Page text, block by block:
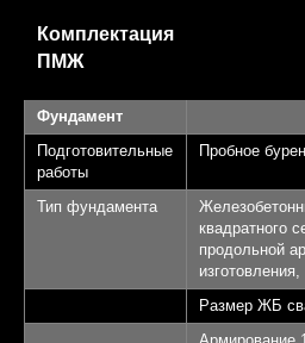
Комплектация
ПМЖ
Фундамент
Подготовительные
работы
Пробное
Тип фундамента
квадратного
продольной
Размер ЖБ